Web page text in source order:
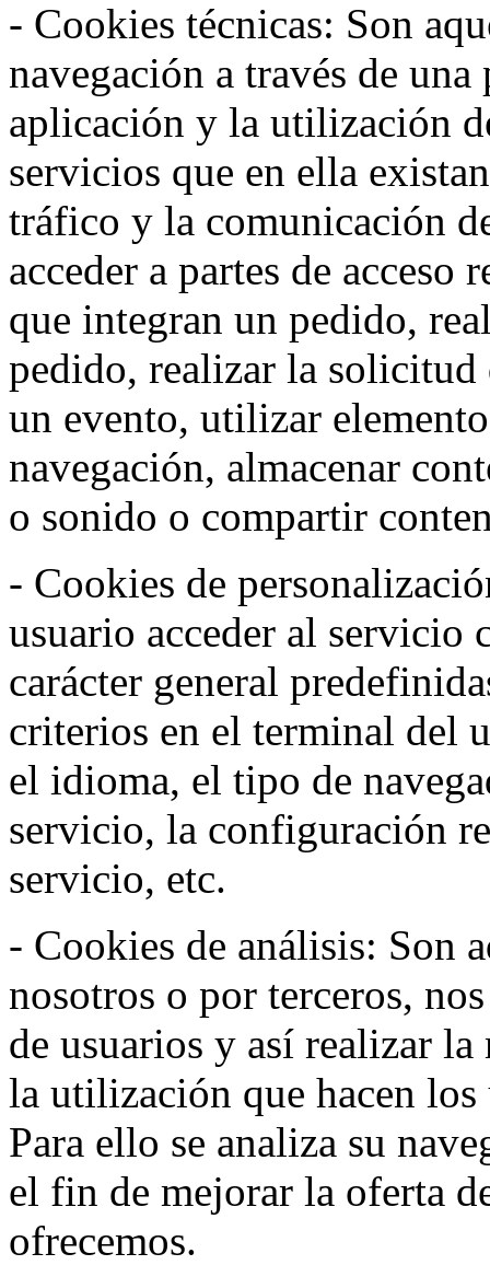
- Cookies técnicas: Son
navegación a través de
aplicación y la utilización
servicios que en ella
tráfico y la comunicación
acceder a partes de
que integran un pedido,
pedido, realizar la
un evento, utilizar
navegación, almacenar
o sonido o compartir
- Cookies de
usuario acceder al servicio
carácter general
criterios en el terminal del
el idioma, el tipo de
servicio, la configuración
servicio, etc.
- Cookies de análisis: Son
nosotros o por terceros,
de usuarios y así realizar
la utilización que hacen
Para ello se analiza su
el fin de mejorar la oferta
ofrecemos.